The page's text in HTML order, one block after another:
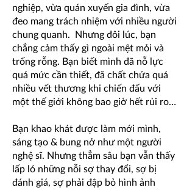
nghiệp, vừa quán xuyến gia đình, vừa
đeo mang trách nhiệm với nhiều người
chung quanh. Nhưng đôi lúc, bạn
chẳng cảm thấy gì ngoài mệt mỏi và
trống rỗng. Bạn biết mình đã nỗ lực
quá mức cần thiết, đã chất chứa quá
nhiều vết thương khi chiến đấu với
một thế giới không bao giờ hết rủi ro…
Bạn khao khát được làm mới mình,
sáng tạo & bung nở như một người
nghệ sĩ. Nhưng thẳm sâu bạn vẫn thấy
lấp ló những nỗi sợ thay đổi, sợ bị
đánh giá, sợ phải đập bỏ hình ảnh